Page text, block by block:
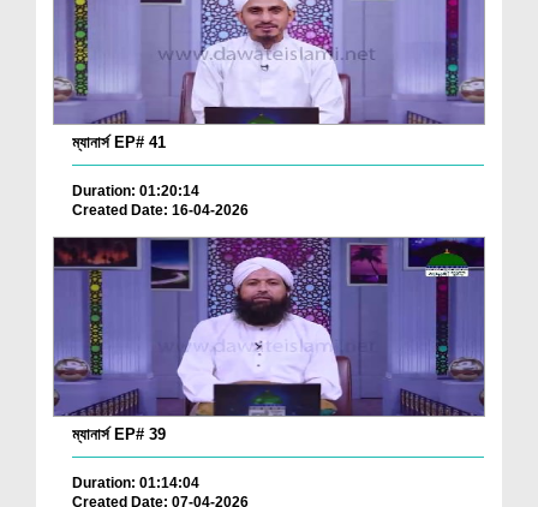
ম্যানার্স EP# 41
Duration: 01:20:14
Created Date: 16-04-2026
ম্যানার্স EP# 39
Duration: 01:14:04
Created Date: 07-04-2026